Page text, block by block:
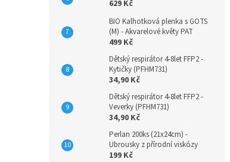
629 Kč
BIO Kalhotková plenka s GOTS
(M) - Akvarelové květy PAT
499 Kč
Dětský respirátor 4-8let FFP2 -
Kytičky (PFHM731)
34,90 Kč
Dětský respirátor 4-8let FFP2 -
Veverky (PFHM731)
34,90 Kč
Perlan 200ks (21x24cm) -
Ubrousky z přírodní viskózy
199 Kč